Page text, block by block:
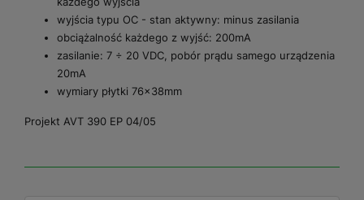
wyjścia typu OC - stan aktywny: minus zasilania
obciążalność każdego z wyjść: 200mA
zasilanie: 7 ÷ 20 VDC, pobór prądu samego urządzenia
20mA
wymiary płytki 76x38mm
Projekt AVT 390 EP 04/05